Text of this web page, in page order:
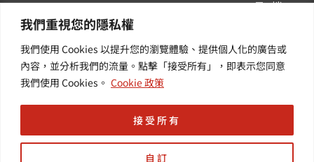
我們重視您的隱私權
我們使用 Cookies 以提升您的瀏覽體驗、提供個人化的廣告或
內容，並分析我們的流量。點擊「接受所有」，即表示您同意
我們使用 Cookies。 Cookie 政策
自訂
接受所有
台应用
其他/增
值服务
r
号6楼
新讯 | 提
供您最新